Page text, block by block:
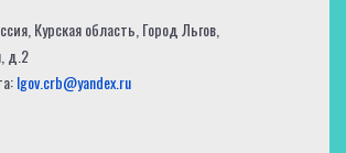
Курская область, Город Льгов,
д.2
lgov.crb@yandex.ru